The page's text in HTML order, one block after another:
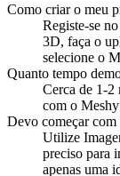
Como criar o meu
Registe-se
3D, faça o
selecione o
Quanto tempo
Cerca de 1-2
com o
Devo começar
Utilize
preciso para
apenas uma